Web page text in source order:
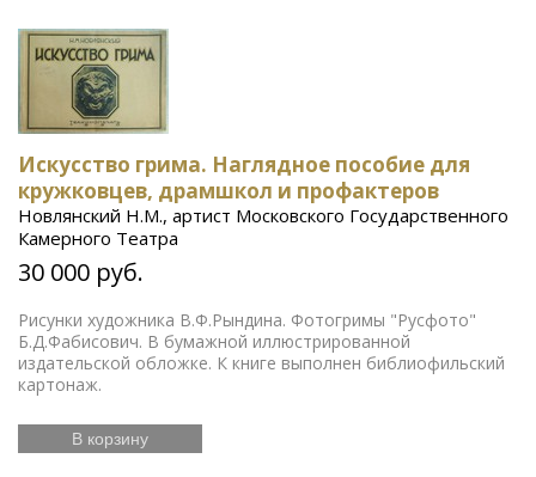
Искусство грима. Наглядное пособие для
кружковцев, драмшкол и профактеров
Новлянский Н.М., артист Московского Государственного
Камерного Театра
30 000 руб.
Рисунки художника В.Ф.Рындина. Фотогримы "Русфото"
Б.Д.Фабисович. В бумажной иллюстрированной
издательской обложке. К книге выполнен библиофильский
картонаж.
В корзину